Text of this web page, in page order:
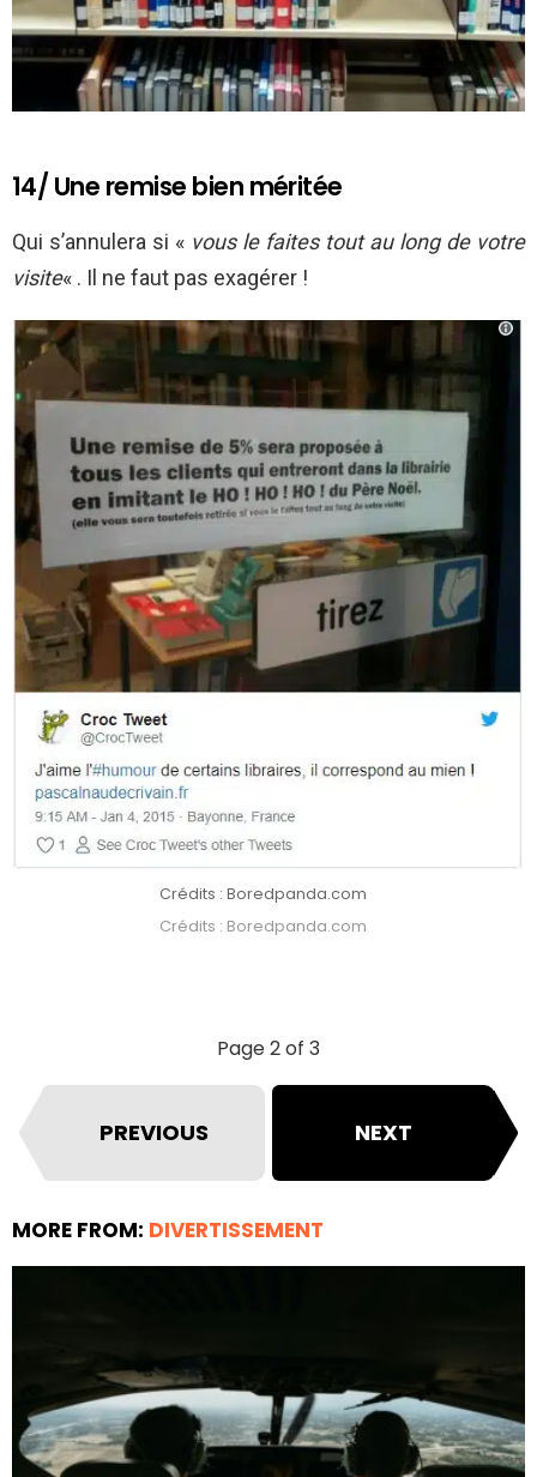
14/ Une remise bien méritée
Qui s’annulera si « vous le faites tout au long de votre
visite« . Il ne faut pas exagérer !
Crédits : Boredpanda.com
Crédits : Boredpanda.com
Page 2 of 3
PREVIOUS NEXT
MORE FROM: DIVERTISSEMENT